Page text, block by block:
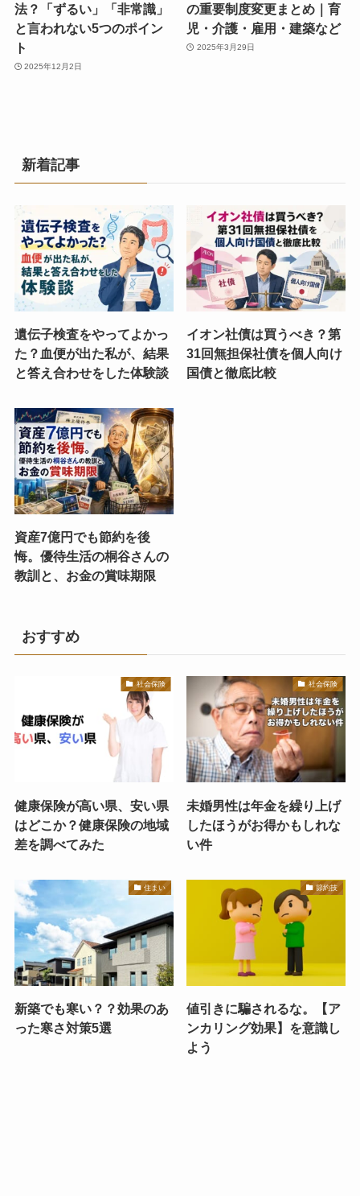
法？「ずるい」「非常識」
と言われない5つのポイン
ト
2025年12月2日
の重要制度変更まとめ｜育
児・介護・雇用・建築など
2025年3月29日
新着記事
遺伝子検査をやってよかっ
た？血便が出た私が、結果
と答え合わせをした体験談
イオン社債は買うべき？第
31回無担保社債を個人向け
国債と徹底比較
資産7億円でも節約を後
悔。優待生活の桐谷さんの
教訓と、お金の賞味期限
おすすめ
社会保険
健康保険が高い県、安い県
はどこか？健康保険の地域
差を調べてみた
社会保険
未婚男性は年金を繰り上げ
したほうがお得かもしれな
い件
住まい
新築でも寒い？？効果のあ
った寒さ対策5選
節約技
値引きに騙されるな。【ア
ンカリング効果】を意識し
よう